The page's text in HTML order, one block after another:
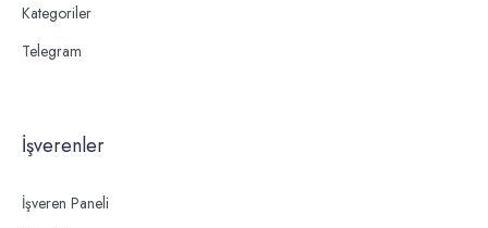
Kategoriler
Telegram
İşverenler
İşveren Paneli